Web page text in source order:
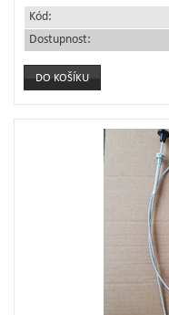
Kód:
Dostupnost: